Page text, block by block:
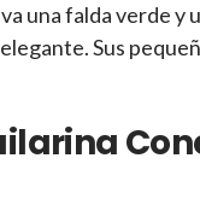
una falda verde y
Sus